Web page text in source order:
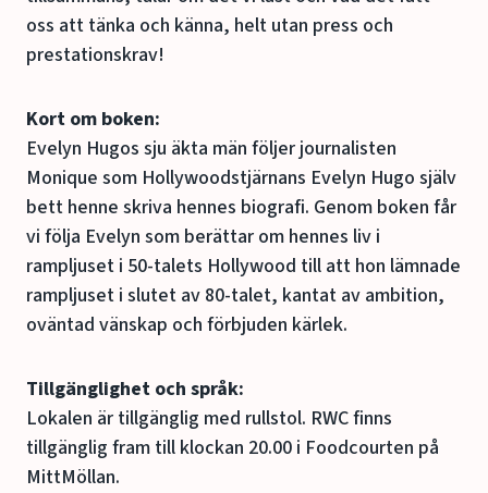
oss att tänka och känna, helt utan press och
prestationskrav!
Kort om boken:
Evelyn Hugos sju äkta män följer journalisten
Monique som Hollywoodstjärnans Evelyn Hugo själv
bett henne skriva hennes biografi. Genom boken får
vi följa Evelyn som berättar om hennes liv i
rampljuset i 50-talets Hollywood till att hon lämnade
rampljuset i slutet av 80-talet, kantat av ambition,
oväntad vänskap och förbjuden kärlek.
Tillgänglighet och språk:
Lokalen är tillgänglig med rullstol. RWC finns
tillgänglig fram till klockan 20.00 i Foodcourten på
MittMöllan.